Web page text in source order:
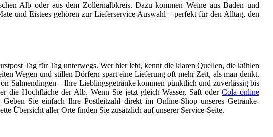
Alb oder aus dem Zollernalbkreis. Dazu kommen Weine aus Baden und
und Eistees gehören zur Lieferservice-Auswahl – perfekt für den Alltag, den
Tag für Tag unterwegs. Wer hier lebt, kennt die klaren Quellen, die kühlen
Wegen und stillen Dörfern spart eine Lieferung oft mehr Zeit, als man denkt.
– Ihre Lieblingsgetränke kommen pünktlich und zuverlässig bis
die Hochfläche der Alb. Wenn Sie jetzt gleich Wasser, Saft oderCola online
Sie einfach Ihre Postleitzahl direkt im Online-Shop unseres Getränke-
Übersicht aller Orte finden Sie zusätzlich auf unserer Service-Seite.